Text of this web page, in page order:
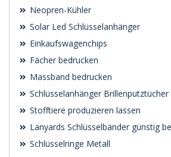
Neopren-Kühler
Solar Led Schlüsselanhänger
Einkaufswagenchips
Fächer bedrucken
Massband bedrucken
Schlüsselanhänger Brillenputztücher
Stofftiere produzieren lassen
Lanyards Schlüsselbänder günstig
Schlüsselringe Metall